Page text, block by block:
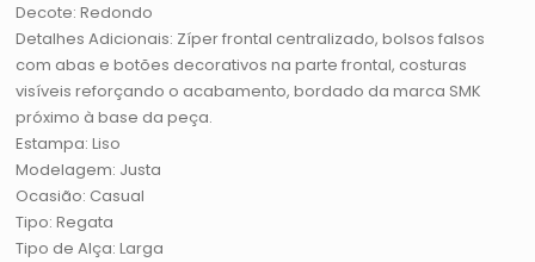
Decote: Redondo
Detalhes Adicionais: Zíper frontal centralizado, bolsos falsos
com abas e botões decorativos na parte frontal, costuras
visíveis reforçando o acabamento, bordado da marca SMK
próximo à base da peça.
Estampa: Liso
Modelagem: Justa
Ocasião: Casual
Tipo: Regata
Tipo de Alça: Larga